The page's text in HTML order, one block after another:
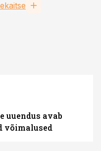
uuendus avab
võimalused